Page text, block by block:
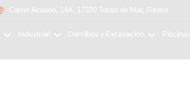
Carrer Acuario, 14A, 17320 Tossa de Mar, Girona
Industrial Derribos y Excavación Piscinas